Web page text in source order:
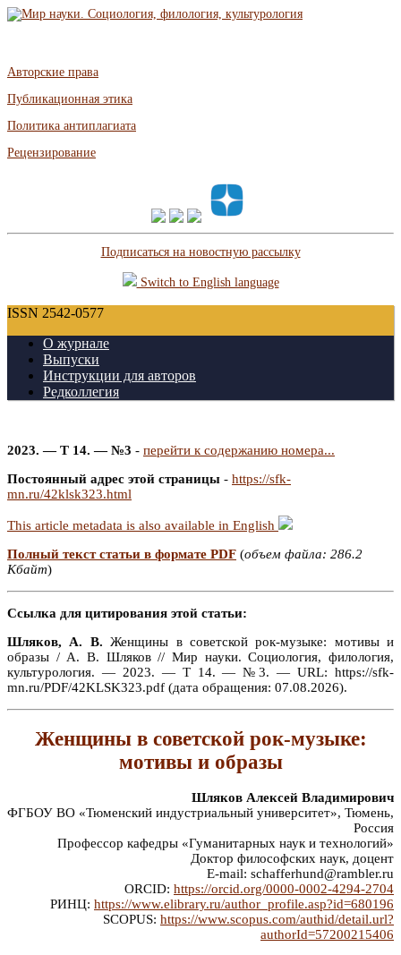
Авторские права
Публикационная этика
Политика антиплагиата
Рецензирование
Подписаться на новостную рассылку
Switch to English language
ISSN 2542-0577
О журнале
Выпуски
Инструкции для авторов
Редколлегия
2023. — Т 14. — №3 - перейти к содержанию номера...
Постоянный адрес этой страницы - https://sfk-
mn.ru/42klsk323.html
This article metadata is also available in English
Полный текст статьи в формате PDF (объем файла: 286.2
Кбайт)
Ссылка для цитирования этой статьи:
Шляков, А. В. Женщины в советской рок-музыке: мотивы и
образы / А. В. Шляков // Мир науки. Социология, филология,
культурология. — 2023. — Т 14. — №3. — URL: https://sfk-
mn.ru/PDF/42KLSK323.pdf (дата обращения: 07.08.2026).
Женщины в советской рок-музыке:
мотивы и образы
Шляков Алексей Владимирович
ФГБОУ ВО «Тюменский индустриальный университет», Тюмень,
Россия
Профессор кафедры «Гуманитарных наук и технологий»
Доктор философских наук, доцент
E-mail: schafferhund@rambler.ru
ORCID: https://orcid.org/0000-0002-4294-2704
РИНЦ: https://www.elibrary.ru/author_profile.asp?id=680196
SCOPUS: https://www.scopus.com/authid/detail.url?
authorId=57200215406